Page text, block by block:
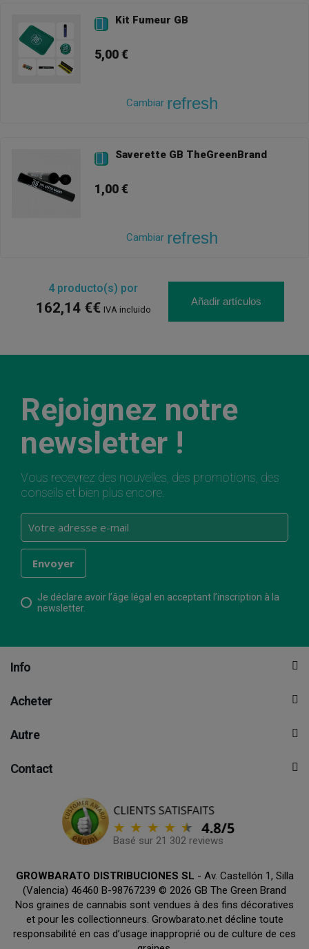
 Kit Fumeur GB
5,00 €
Cambiar refresh
 Saverette GB TheGreenBrand
1,00 €
Cambiar refresh
4producto(s) por
162,14 €€ IVA incluido
Añadir artículos
Rejoignez notre
newsletter !
Vous recevrez des nouvelles, des promotions, des
conseils et bien plus encore.
Je déclare avoir l’âge légal en acceptant l’inscription à la
newsletter.
Info
Acheter
Autre
Contact
Basé sur 21 302 reviews
GROWBARATO DISTRIBUCIONES SL - Av. Castellón 1, Silla
(Valencia) 46460 B-98767239 © 2026 GB The Green Brand
Nos graines de cannabis sont vendues à des fins décoratives
et pour les collectionneurs. Growbarato.net décline toute
responsabilité en cas d’usage inapproprié ou de culture de ces